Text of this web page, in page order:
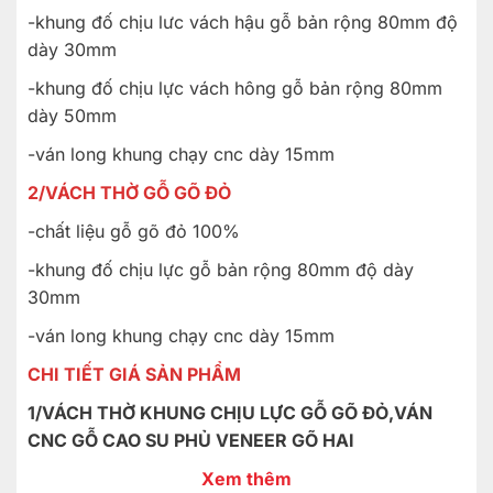
-khung đố chịu lưc vách hậu gỗ bản rộng 80mm độ
dày 30mm
-khung đố chịu lực vách hông gỗ bản rộng 80mm
dày 50mm
-ván long khung chạy cnc dày 15mm
2/VÁCH THỜ GỖ GÕ ĐỎ
-chất liệu gỗ gõ đỏ 100%
-khung đố chịu lực gỗ bản rộng 80mm độ dày
30mm
-ván long khung chạy cnc dày 15mm
CHI TIẾT GIÁ SẢN PHẨM
1/VÁCH THỜ KHUNG CHỊU LỰC GỖ GÕ ĐỎ,VÁN
CNC GỖ CAO SU PHỦ VENEER GÕ HAI
3TR/MÉT VUÔNG
Xem thêm